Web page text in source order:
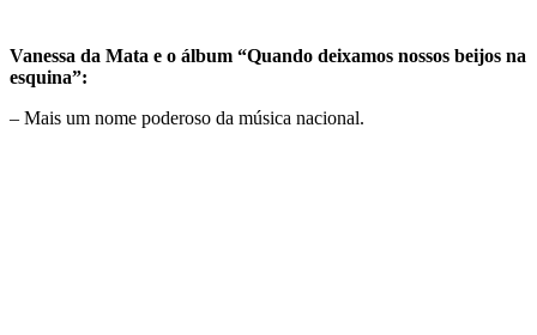
Vanessa da Mata e o álbum “Quando deixamos nossos beijos na
esquina”:
– Mais um nome poderoso da música nacional.